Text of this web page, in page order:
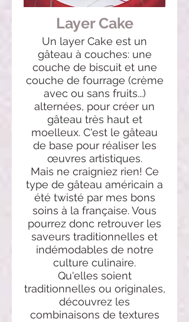
Layer Cake
Un layer Cake est un
gâteau à couches: une
couche de biscuit et une
couche de fourrage (crème
avec ou sans fruits...)
alternées, pour créer un
gâteau très haut et
moelleux. C'est le gâteau
de base pour réaliser les
œuvres artistiques.
Mais ne craigniez rien! Ce
type de gâteau américain a
été twisté par mes bons
soins à la française. Vous
pourrez donc retrouver les
saveurs traditionnelles et
indémodables de notre
culture culinaire.
Qu'elles soient
traditionnelles ou originales,
découvrez les
combinaisons de textures